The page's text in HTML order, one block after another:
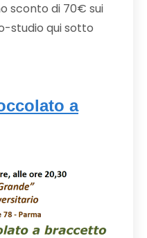
sconto di 70€ sui
studio qui sotto
a